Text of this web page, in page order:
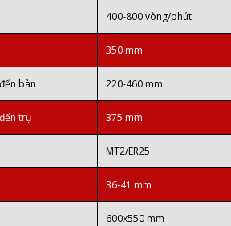
400-800 vòng/phút
350 mm
bàn 220-460 mm
trụ 375 mm
MT2/ER25
36-41 mm
600x550 mm